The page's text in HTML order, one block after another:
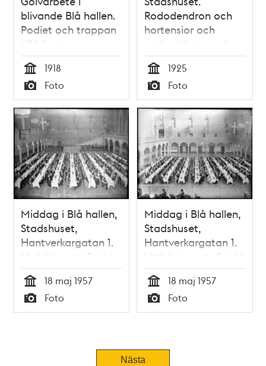
blivande Blå hallen.
Podiet och trappan
till höger.
Tid
1918
Typ
Foto
Rododendron och
hortensior och
andra blommor i
stora arrangemang
i Blå Hallen
Tid
1925
Typ
Foto
Middag i Blå hallen,
Stadshuset,
Hantverkargatan 1.
Utdelning av Sankt
Eiksmedaljen
Tid
18 maj 1957
Typ
Foto
Middag i Blå hallen,
Stadshuset,
Hantverkargatan 1.
Utdelninge av Sankt
Eriksmedaljen
Tid
18 maj 1957
Typ
Foto
Nästa